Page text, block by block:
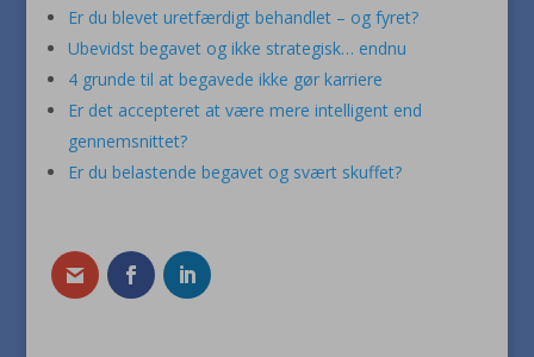
Er du blevet uretfærdigt behandlet – og fyret?
Ubevidst begavet og ikke strategisk… endnu
4 grunde til at begavede ikke gør karriere
Er det accepteret at være mere intelligent end
gennemsnittet?
Er du belastende begavet og svært skuffet?